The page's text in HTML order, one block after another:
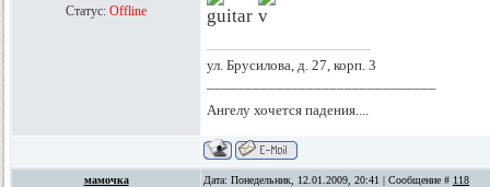
Статус: Offline
ул. Брусилова, д. 27, корп. 3
Ангелу хочется падения....
мамочка Дата: Понедельник, 12.01.2009, 20:41 | Сообщение # 118